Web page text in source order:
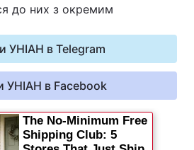
Фотобанк
Пресцентр
до них з окремим
УНІАН в Telegram
УНІАН в Facebook